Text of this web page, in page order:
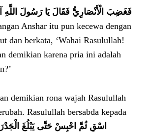
فَغَضِبَ الْأَنْصَارِيُّ فَقَالَ يَا رَسُولَ اللَّهِ
Anshar itu pun kecewa dengan
dan berkata, ‘Wahai Rasulullah!
demikian karena pria ini adalah
demikian rona wajah Rasulullah
Rasulullah bersabda kepada
اسْقِ ثُمَّ احْبِسْ حَتَّى يَبْلُغَ الْجَدْرَ